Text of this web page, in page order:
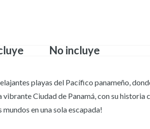
No incluye
playas del Pacífico panameño,
vibrante Ciudad de Panamá, con su historia
en una sola escapada!